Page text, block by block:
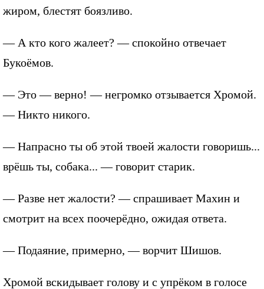
жиром, блестят боязливо.
— А кто кого жалеет? — спокойно отвечает
Букоёмов.
— Это — верно! — негромко отзывается Хромой.
— Никто никого.
— Напрасно ты об этой твоей жалости говоришь...
врёшь ты, собака... — говорит старик.
— Разве нет жалости? — спрашивает Махин и
смотрит на всех поочерёдно, ожидая ответа.
— Подаяние, примерно, — ворчит Шишов.
Хромой вскидывает голову и с упрёком в голосе